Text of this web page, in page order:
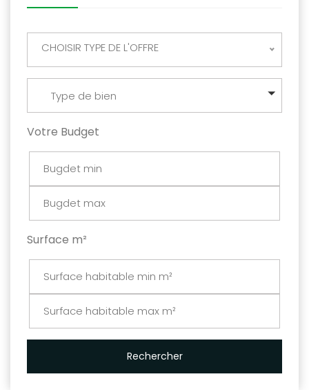
CHOISIR TYPE DE L'OFFRE
Type de bien
Votre Budget
Surface m²
Rechercher